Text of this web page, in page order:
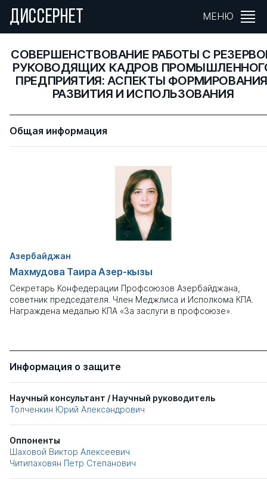
ДИССЕРНЕТ МЕНЮ
СОВЕРШЕНСТВОВАНИЕ РАБОТЫ С
РУКОВОДЯЩИХ КАДРОВ
ПРЕДПРИЯТИЯ: АСПЕКТЫ
РАЗВИТИЯ И ИСПОЛЬЗОВАНИЯ
Общая информация
Азербайджан
Махмудова Таира Азер-кызы
Секретарь Конфедерации Профсоюзов Азербайджана,
советник председателя. Член Меджлиса и Исполкома КПА.
Награждена медалью КПА «За заслуги в профсоюзе».
Информация о защите
Научный консультант / Научный руководитель
Толченкин Юрий Александрович
Оппоненты
Шаховой Виктор Алексеевич
Читипаховян Петр Степанович